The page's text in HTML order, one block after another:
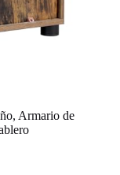
Armario de